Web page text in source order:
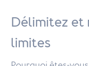
Délimitez et
limites